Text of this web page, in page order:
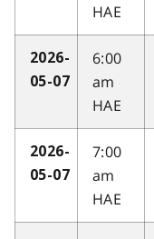
HAE
2026-
05-07
6:00
am
HAE
2026-
05-07
7:00
am
HAE